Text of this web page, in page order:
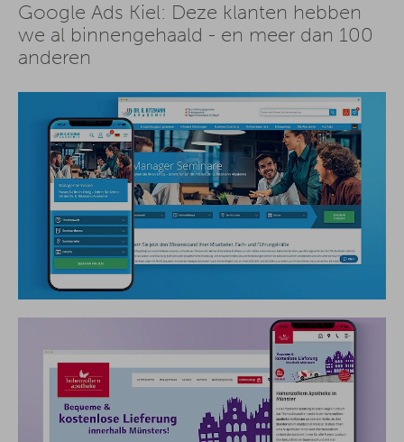
Google Ads Kiel: Deze klanten hebben
we al binnengehaald - en meer dan 100
anderen